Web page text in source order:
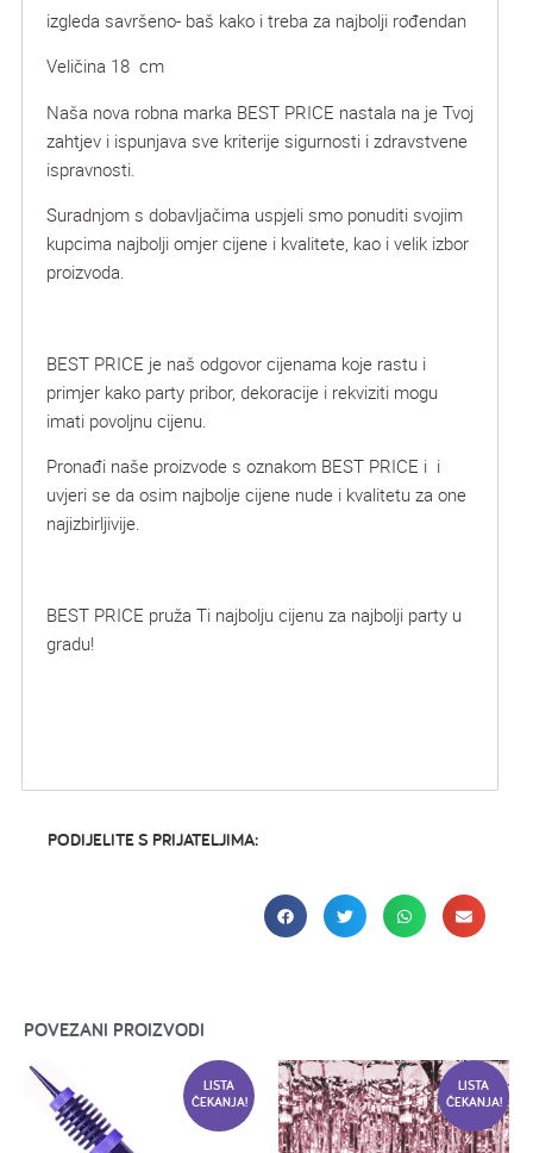
izgleda savršeno- baš kako i treba za najbolji rođendan
Veličina 18 cm
Naša nova robna marka BEST PRICE nastala na je Tvoj
zahtjev i ispunjava sve kriterije sigurnosti i zdravstvene
ispravnosti.
Suradnjom s dobavljačima uspjeli smo ponuditi svojim
kupcima najbolji omjer cijene i kvalitete, kao i velik izbor
proizvoda.
BEST PRICE je naš odgovor cijenama koje rastu i
primjer kako party pribor, dekoracije i rekviziti mogu
imati povoljnu cijenu.
Pronađi naše proizvode s oznakom BEST PRICE i i
uvjeri se da osim najbolje cijene nude i kvalitetu za one
najizbirljivije.
BEST PRICE pruža Ti najbolju cijenu za najbolji party u
gradu!
PODIJELITE S PRIJATELJIMA:
POVEZANI PROIZVODI
LISTA
ČEKANJA!
LISTA
ČEKANJA!